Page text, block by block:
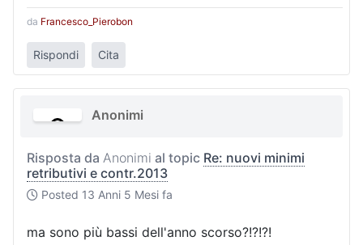
da Francesco_Pierobon
Rispondi Cita
Anonimi
Risposta da Anonimi al topic Re: nuovi minimi
retributivi e contr.2013
Posted 13 Anni 5 Mesi fa
ma sono più bassi dell'anno scorso?!?!?!